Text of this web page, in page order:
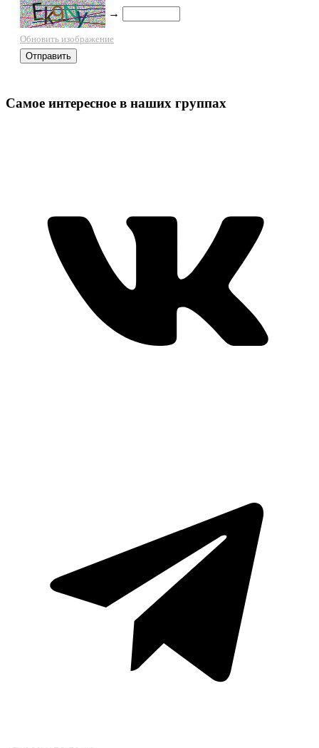
→
Обновить изображение
Самое интересное в наших группах